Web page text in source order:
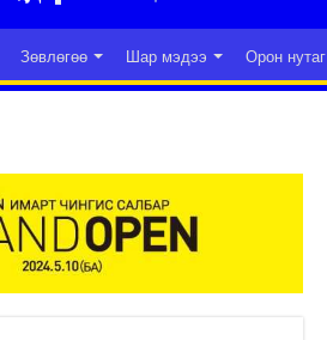
Зөвлөгөө Шар мэдээ Орон нутаг